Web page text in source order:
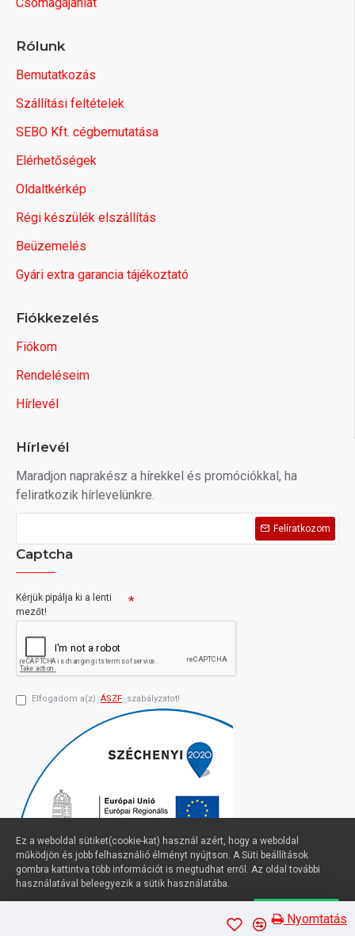
Nyomtatás
Rólunk
Bemutatkozás
Szállítási feltételek
SEBO Kft. cégbemutatása
Elérhetőségek
Oldaltkérkép
Régi készülék elszállítás
Beüzemelés
Gyári extra garancia tájékoztató
Fiókkezelés
Fiókom
Rendeléseim
Hírlevél
Hírlevél
Maradjon naprakész a hírekkel és promóciókkal, ha
feliratkozik hírlevelünkre.
Felíratkozom
Captcha
Kérjük pipálja ki a lenti
mezőt!
Elfogadom a(z) ÁSZF szabályzatot!
Ez a weboldal sütiket(cookie-kat) használ azért, hogy a weboldal
működjön és jobb felhasználió élményt nyújtson. A Süti beállítások
gombra kattintva több információt is megtudhat erről. Az oldal további
használatával beleegyezik a sütik használatába.
Süti beállítások Elfogadom